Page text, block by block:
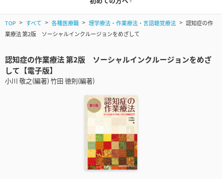
TOP すべて 各種医療職 理学療法・作業療法・言語聴覚療法
認知症の作
業療法 第2版 ソーシャルインクルージョンをめざして
認知症の作業療法 第2版 ソーシャルインクルージョンをめざ
して【電子版】
小川 敬之(編著) 竹田 徳則(編著)